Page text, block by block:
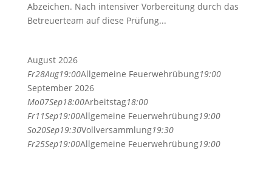
Abzeichen. Nach intensiver Vorbereitung durch das
Betreuerteam auf diese Prüfung...
August 2026
Fr28Aug19:00Allgemeine Feuerwehrübung19:00
September 2026
Mo07Sep18:00Arbeitstag18:00
Fr11Sep19:00Allgemeine Feuerwehrübung19:00
So20Sep19:30Vollversammlung19:30
Fr25Sep19:00Allgemeine Feuerwehrübung19:00